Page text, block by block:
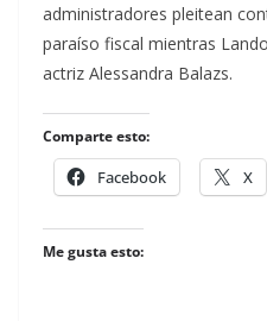
administradores pleitean
paraíso fiscal mientras
actriz Alessandra Balazs.
Comparte esto:
Facebook X
Me gusta esto: